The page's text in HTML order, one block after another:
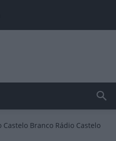
Rádio Castelo